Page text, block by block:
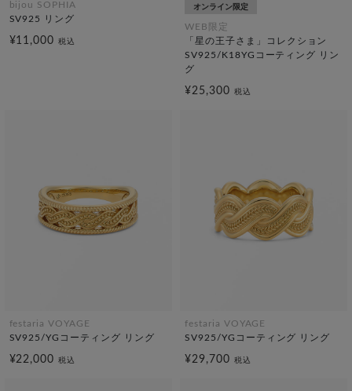
bijou SOPHIA
SV925 リング
¥11,000税込
オンライン限定
WEB限定
「星の王子さま」コレクション
SV925/K18YGコーティング リン
グ
¥25,300 税込
festaria VOYAGE
SV925/YGコーティング リング
¥22,000税込
festaria VOYAGE
SV925/YGコーティング リング
¥29,700 税込